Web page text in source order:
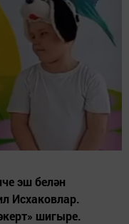
эш белән
Исхаковлар.
шигыре.